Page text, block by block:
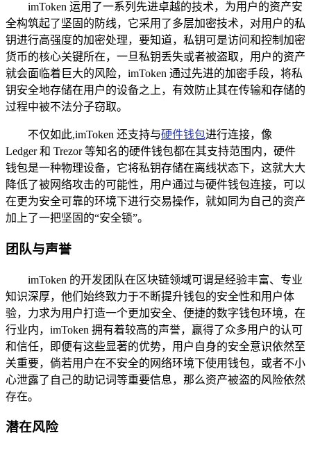
imToken 运用了一系列先进卓越的技术，为用户的资产安
全构筑起了坚固的防线，它采用了多层加密技术，对用户的私
钥进行高强度的加密处理，要知道，私钥可是访问和控制加密
货币的核心关键所在，一旦私钥丢失或者被盗取，用户的资产
就会面临着巨大的风险，imToken 通过先进的加密手段，将私
钥安全地存储在用户的设备之上，有效防止其在传输和存储的
过程中被不法分子窃取。
不仅如此,imToken 还支持与硬件钱包进行连接，像
Ledger 和 Trezor 等知名的硬件钱包都在其支持范围内，硬件
钱包是一种物理设备，它将私钥存储在离线状态下，这就大大
降低了被网络攻击的可能性，用户通过与硬件钱包连接，可以
在更为安全可靠的环境下进行交易操作，就如同为自己的资产
加上了一把坚固的“安全锁”。
团队与声誉
imToken 的开发团队在区块链领域可谓是经验丰富、专业
知识深厚，他们始终致力于不断提升钱包的安全性和用户体
验，力求为用户打造一个更加安全、便捷的数字钱包环境，在
行业内，imToken 拥有着较高的声誉，赢得了众多用户的认可
和信任，即便有这些显著的优势，用户自身的安全意识依然至
关重要，倘若用户在不安全的网络环境下使用钱包，或者不小
心泄露了自己的助记词等重要信息，那么资产被盗的风险依然
存在。
潜在风险